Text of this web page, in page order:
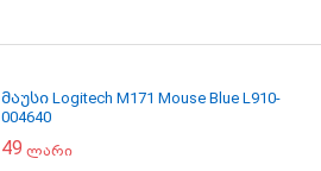
მაუსი Logitech M171 Mouse Blue L910-
004640
49 ლარი